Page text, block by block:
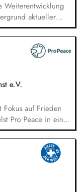
Weiterentwicklung
aktueller
und Englisch,
u.
des
mit
Organisation
e.V.
Fokus auf Frieden
Pro Peace in einer
Du steuerst
und
entwickelst den
Fachbereichen
Fundraising.